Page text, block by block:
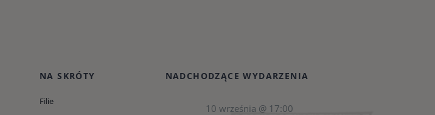
NA SKRÓTY
Filie
NADCHODZĄCE WYDARZENIA
10 września @ 17:00